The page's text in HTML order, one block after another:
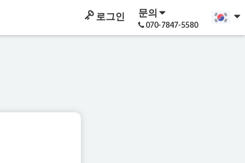
로그인 문의
070-7847-5580